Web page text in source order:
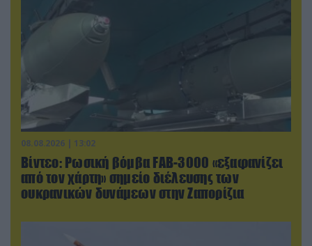
08.08.2026 | 13:02
Βίντεο: Ρωσική βόμβα FAB-3000 «εξαφανίζει
από τον χάρτη» σημείο διέλευσης των
ουκρανικών δυνάμεων στην Ζαπορίζια